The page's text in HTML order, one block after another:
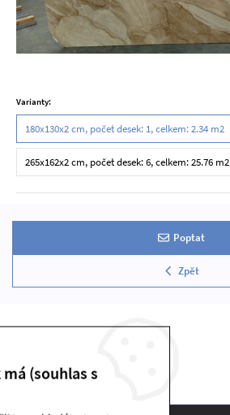
Varianty:
180x130x2 cm, počet desek: 1, celkem: 2.34 m2
265x162x2 cm, počet desek: 6, celkem: 25.76 m2
Poptat
Zpět
(souhlas s